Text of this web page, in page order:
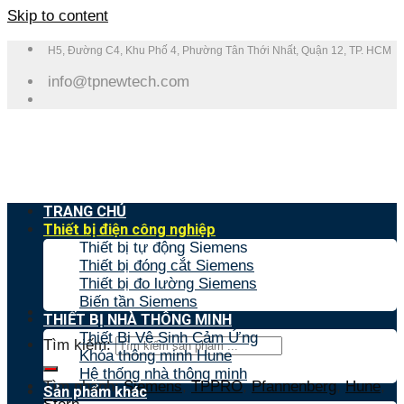
Skip to content
H5, Đường C4, Khu Phố 4, Phường Tân Thới Nhất, Quận 12, TP. HCM
info@tpnewtech.com
Tìm kiếm:
Tìm nhanh:Siemens,TPPRO,Pfannenberg,Hune,
TRANG CHỦ
Thiết bị điện công nghiệp
Thiết bị tự động Siemens
Thiết bị đóng cắt Siemens
Thiết bị đo lường Siemens
Biến tần Siemens
THIẾT BỊ NHÀ THÔNG MINH
Thiết Bị Vệ Sinh Cảm Ứng
Khóa thông minh Hune
Hệ thống nhà thông minh
Sản phẩm khác